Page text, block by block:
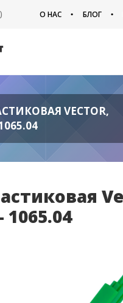
О НАС БЛОГ
VECTOR,
1065.04